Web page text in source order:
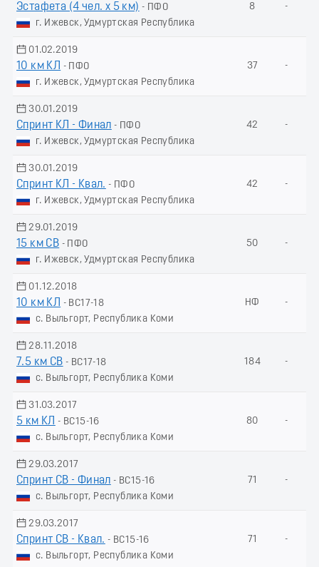
Эстафета (4 чел. х 5 км) - ПФО
г. Ижевск, Удмуртская Республика
8 -
01.02.2019
10 км КЛ
- ПФО
г. Ижевск, Удмуртская Республика
37 -
30.01.2019
Спринт КЛ - Финал - ПФО
г. Ижевск, Удмуртская Республика
42 -
30.01.2019
Спринт КЛ - Квал. - ПФО
г. Ижевск, Удмуртская Республика
42 -
29.01.2019
15 км СВ - ПФО
г. Ижевск, Удмуртская Республика
50 -
01.12.2018
10 км КЛ
- ВС17-18
с. Выльгорт, Республика Коми
НФ -
28.11.2018
7.5 км СВ - ВС17-18
с. Выльгорт, Республика Коми
184 -
31.03.2017
5 км КЛ
- ВС15-16
с. Выльгорт, Республика Коми
80 -
29.03.2017
Спринт СВ - Финал - ВС15-16
с. Выльгорт, Республика Коми
71 -
29.03.2017
Спринт СВ - Квал. - ВС15-16
с. Выльгорт, Республика Коми
71 -